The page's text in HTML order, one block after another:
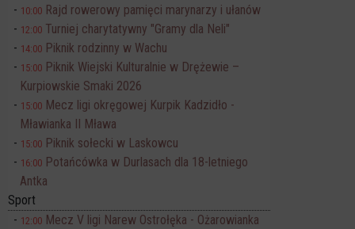
10:00 Rajd rowerowy pamięci marynarzy i ułanów
12:00 Turniej charytatywny "Gramy dla Neli"
14:00 Piknik rodzinny w Wachu
15:00 Piknik Wiejski Kulturalnie w Drężewie –
Kurpiowskie Smaki 2026
15:00 Mecz ligi okręgowej Kurpik Kadzidło -
Mławianka II Mława
15:00 Piknik sołecki w Laskowcu
16:00 Potańcówka w Durlasach dla 18-letniego
Antka
Sport
12:00 Mecz V ligi Narew Ostrołęka - Ożarowianka